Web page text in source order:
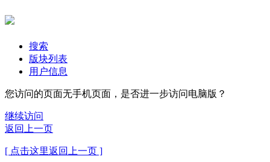
搜索
版块列表
用户信息
您访问的页面无手机页面，是否进一步访问电脑版？
继续访问
返回上一页
[ 点击这里返回上一页 ]